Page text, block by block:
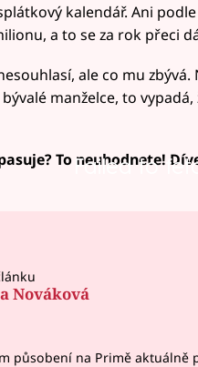
kalendář. Ani
a to se za rok přeci
ale co mu
manželce, to
Failed to
To neuhodnete!
Nováková
působení na Primě aktuálně